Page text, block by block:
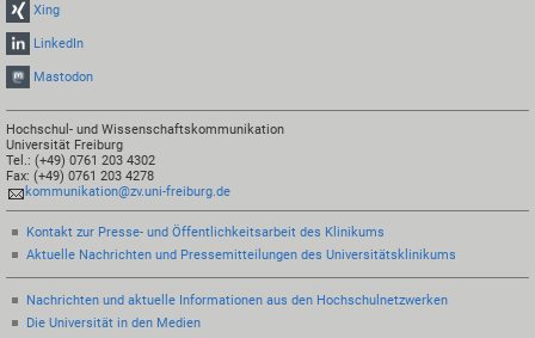
Xing
LinkedIn
Mastodon
Hochschul- und Wissenschaftskommunikation
Universität Freiburg
Tel.: (+49) 0761 203 4302
Fax: (+49) 0761 203 4278
kommunikation@zv.uni-freiburg.de
Kontakt zur Presse- und Öffentlichkeitsarbeit des Klinikums
Aktuelle Nachrichten und Pressemitteilungen des Universitätsklinikums
Nachrichten und aktuelle Informationen aus den Hochschulnetzwerken
Die Universität in den Medien